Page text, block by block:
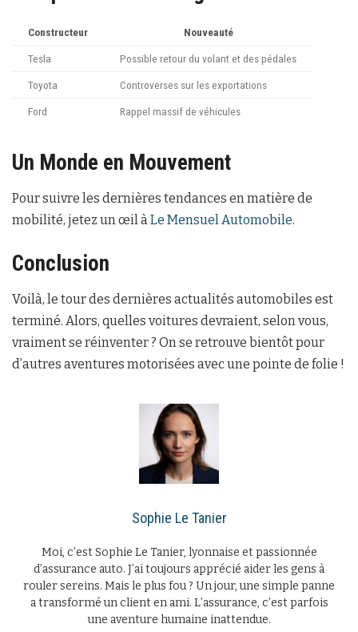
Constructeur Nouveauté
Tesla Possible retour du volant et des pédales
Toyota Controverses sur les exportations
Ford Rappel massif de véhicules
Un Monde en Mouvement
Pour suivre les dernières tendances en matière de
mobilité, jetez un œil àLe Mensuel Automobile.
Conclusion
Voilà, le tour des dernières actualités automobiles est
terminé. Alors, quelles voitures devraient, selon vous,
vraiment se réinventer ? On se retrouve bientôt pour
d’autres aventures motorisées avec une pointe de folie !
Sophie Le Tanier
Moi, c’est Sophie Le Tanier, lyonnaise et passionnée
d’assurance auto. J’ai toujours apprécié aider les gens à
rouler sereins. Mais le plus fou ? Un jour, une simple panne
a transformé un client en ami. L’assurance, c’est parfois
une aventure humaine inattendue.